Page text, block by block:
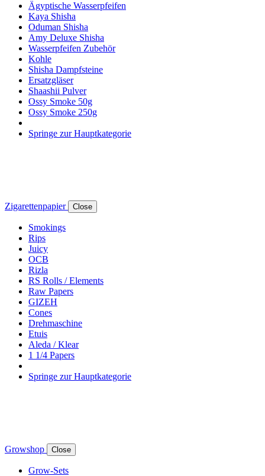
Ägyptische Wasserpfeifen
Kaya Shisha
Oduman Shisha
Amy Deluxe Shisha
Wasserpfeifen Zubehör
Kohle
Shisha Dampfsteine
Ersatzgläser
Shaashii Pulver
Ossy Smoke 50g
Ossy Smoke 250g
Springe zur Hauptkategorie
Zigarettenpapier Close
Smokings
Rips
Juicy
OCB
Rizla
RS Rolls / Elements
Raw Papers
GIZEH
Cones
Drehmaschine
Etuis
Aleda / Klear
1 1/4 Papers
Springe zur Hauptkategorie
Growshop Close
Grow-Sets